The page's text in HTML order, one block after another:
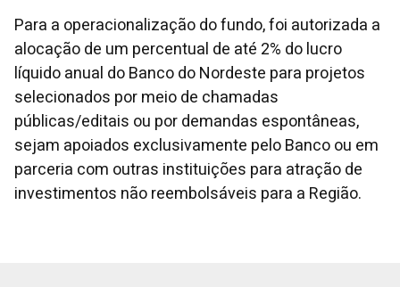
Para a operacionalização do fundo, foi autorizada a
alocação de um percentual de até 2% do lucro
líquido anual do Banco do Nordeste para projetos
selecionados por meio de chamadas
públicas/editais ou por demandas espontâneas,
sejam apoiados exclusivamente pelo Banco ou em
parceria com outras instituições para atração de
investimentos não reembolsáveis para a Região.